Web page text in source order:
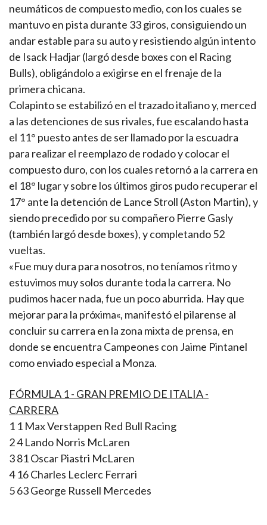
neumáticos de compuesto medio, con los cuales se
mantuvo en pista durante 33 giros, consiguiendo un
andar estable para su auto y resistiendo algún intento
de Isack Hadjar (largó desde boxes con el Racing
Bulls), obligándolo a exigirse en el frenaje de la
primera chicana.
Colapinto se estabilizó en el trazado italiano y, merced
a las detenciones de sus rivales, fue escalando hasta
el 11° puesto antes de ser llamado por la escuadra
para realizar el reemplazo de rodado y colocar el
compuesto duro, con los cuales retornó a la carrera en
el 18° lugar y sobre los últimos giros pudo recuperar el
17° ante la detención de Lance Stroll (Aston Martin), y
siendo precedido por su compañero Pierre Gasly
(también largó desde boxes), y completando 52
vueltas.
«Fue muy dura para nosotros, no teníamos ritmo y
estuvimos muy solos durante toda la carrera. No
pudimos hacer nada, fue un poco aburrida. Hay que
mejorar para la próxima«, manifestó el pilarense al
concluir su carrera en la zona mixta de prensa, en
donde se encuentra Campeones con Jaime Pintanel
como enviado especial a Monza.
FÓRMULA 1 - GRAN PREMIO DE ITALIA -
CARRERA
1 1 Max Verstappen Red Bull Racing
2 4 Lando Norris McLaren
3 81 Oscar Piastri McLaren
4 16 Charles Leclerc Ferrari
5 63 George Russell Mercedes